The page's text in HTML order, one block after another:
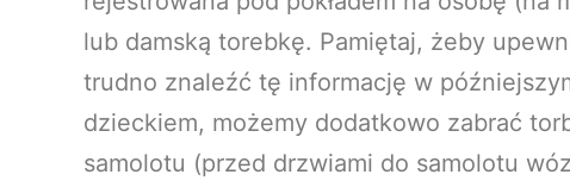
lub damską torebkę. Pamiętaj, żeby
trudno znaleźć tę informację w
dzieckiem, możemy dodatkowo zabrać
samolotu (przed drzwiami do samolotu